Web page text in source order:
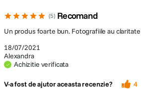
5 Recomand
18/07/2021
Alexandra
Achizitie verificata
Un produs foarte bun. Fotografiile au
V-a fost de ajutor aceasta recenzie? 4